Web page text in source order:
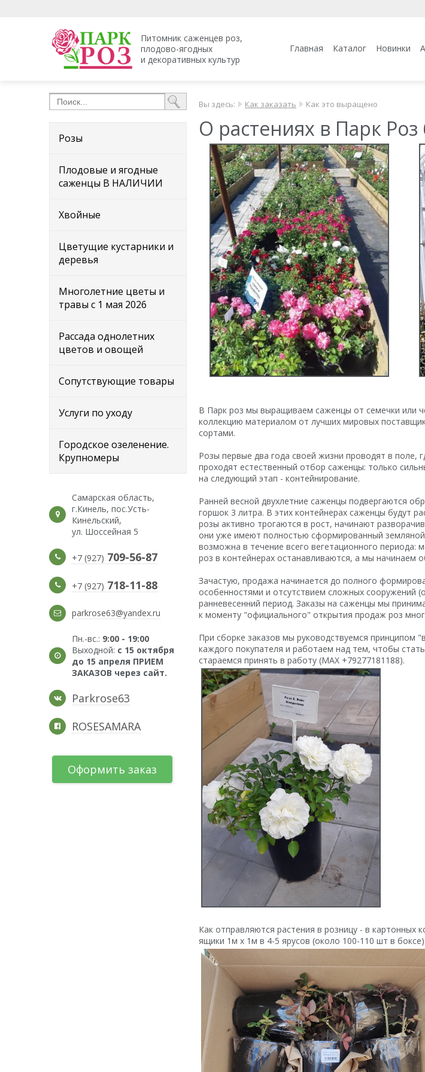
Питомник саженцев роз,
плодово-ягодных
и декоративных культур
Главная Каталог Новинки
Розы
Плодовые и ягодные
саженцы В НАЛИЧИИ
Хвойные
Цветущие кустарники и
деревья
Многолетние цветы и
травы с 1 мая 2026
Рассада однолетних
цветов и овощей
Сопутствующие товары
Услуги по уходу
Городское озеленение.
Крупномеры
Самарская область,
г.Кинель, пос.Усть-
Кинельский,
ул. Шоссейная 5
+7 (927) 709-56-87
+7 (927) 718-11-88
parkrose63@yandex.ru
Пн.-вс.: 9:00 - 19:00
Выходной: с 15 октября
до 15 апреля ПРИЕМ
ЗАКАЗОВ через сайт.
Parkrose63
ROSESAMARA
Оформить заказ
Вы здесь: Как заказать Как это выращено
О растениях в Парк Роз
В Парк роз мы выращиваем саженцы от семечки или
коллекцию материалом от лучших мировых
сортами.
Розы первые два года своей жизни проводят в
проходят естественный отбор саженцы: только
на следующий этап - контейнирование.
Ранней весной двухлетние саженцы подвергаются
горшок 3 литра. В этих контейнерах саженцы будут
розы активно трогаются в рост, начинают
они уже имеют полностью сформированный земляной
возможна в течение всего вегетационного периода:
роз в контейнерах останавливаются, а мы начинаем
Зачастую, продажа начинается до полного
особенностями и отсутствием сложных сооружений
ранневесенний период. Заказы на саженцы мы
к моменту "официального" открытия продаж роз
При сборке заказов мы руководствуемся
каждого покупателя и работаем над тем, чтобы
стараемся принять в работу (МАХ +79277181188).
Как отправляются растения в розницу - в
ящики 1м х 1м в 4-5 ярусов (около 100-110 шт в боксе)